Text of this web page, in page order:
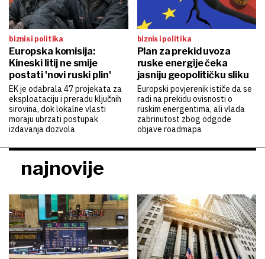
biznis i politika
Europska komisija:
Kineski litij ne smije
postati 'novi ruski plin'
EK je odabrala 47 projekata za
eksploataciju i preradu ključnih
sirovina, dok lokalne vlasti
moraju ubrzati postupak
izdavanja dozvola
biznis i politika
Plan za prekid uvoza
ruske energije čeka
jasniju geopolitičku sliku
Europski povjerenik ističe da se
radi na prekidu ovisnosti o
ruskim energentima, ali vlada
zabrinutost zbog odgode
objave roadmapa
najnovije